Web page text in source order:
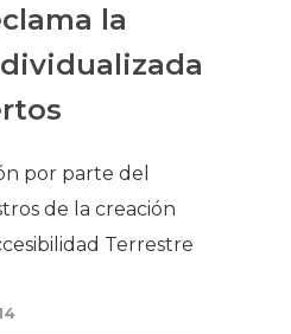
la
por parte del
de la creación
Terrestre